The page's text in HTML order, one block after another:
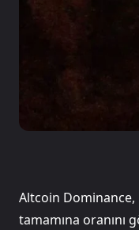
Altcoin Dominance,
tamamına oranını